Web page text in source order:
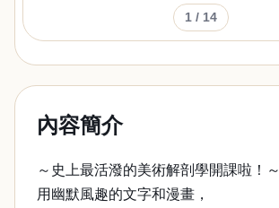
1 / 14
內容簡介
～史上最活潑的美術解剖學開課啦！～
用幽默風趣的文字和漫畫，